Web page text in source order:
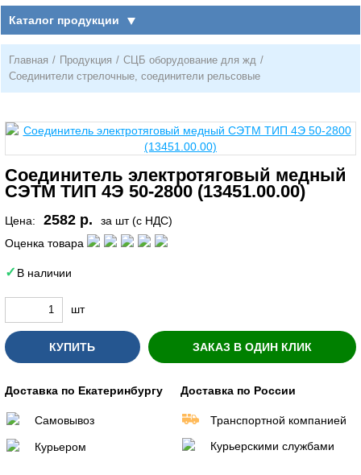
Каталог продукции
Главная / Продукция / СЦБ оборудование для жд /
Соединители стрелочные, соединители рельсовые
Соединитель электротяговый медный
СЭТМ ТИП 4Э 50-2800 (13451.00.00)
Цена: 2582 р.
за шт (с НДС)
Оценка товара
В наличии
шт
КУПИТЬ ЗАКАЗ В ОДИН КЛИК
Доставка по Екатеринбургу
Самовывоз
Курьером
Доставка по России
Транспортной компанией
Курьерскими службами